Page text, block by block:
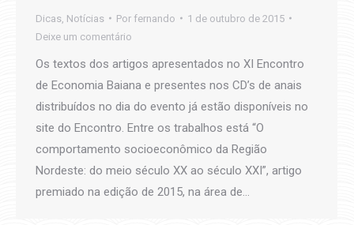
Dicas Notícias Por fernando
1 de outubro de 2015
Deixe um comentário
Os textos dos artigos apresentados no XI Encontro
de Economia Baiana e presentes nos CD’s de anais
distribuídos no dia do evento já estão disponíveis no
site do Encontro. Entre os trabalhos está “O
comportamento socioeconômico da Região
Nordeste: do meio século XX ao século XXI”, artigo
premiado na edição de 2015, na área de…